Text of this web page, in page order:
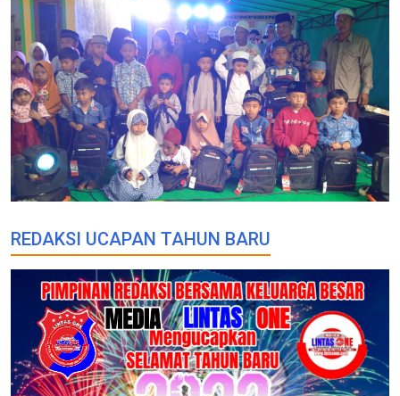
REDAKSI UCAPAN TAHUN BARU